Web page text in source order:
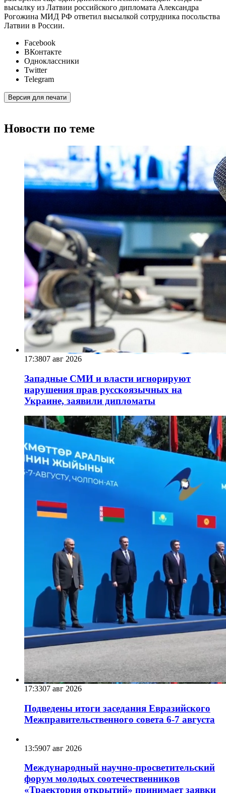
высылку из Латвии российского дипломата Александра
Рогожина МИД РФ ответил высылкой сотрудника посольства
Латвии в России.
Facebook
ВКонтакте
Одноклассники
Twitter
Telegram
Версия для печати
Новости по теме
17:3807 авг 2026
Западные СМИ и власти игнорируют
нарушения прав русскоязычных на
Украине, заявили дипломаты
17:3307 авг 2026
Подведены итоги заседания Евразийского
Межправительственного совета 6-7 августа
13:5907 авг 2026
Международный научно-просветительский
форум молодых соотечественников
«Траектория открытий» принимает заявки